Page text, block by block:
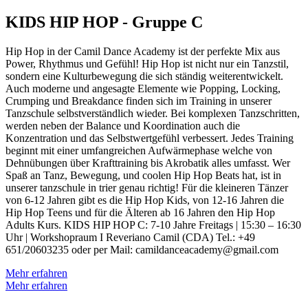
KIDS HIP HOP - Gruppe C
Hip Hop in der Camil Dance Academy ist der perfekte Mix aus
Power, Rhythmus und Gefühl! Hip Hop ist nicht nur ein Tanzstil,
sondern eine Kulturbewegung die sich ständig weiterentwickelt.
Auch moderne und angesagte Elemente wie Popping, Locking,
Crumping und Breakdance finden sich im Training in unserer
Tanzschule selbstverständlich wieder. Bei komplexen Tanzschritten,
werden neben der Balance und Koordination auch die
Konzentration und das Selbstwertgefühl verbessert. Jedes Training
beginnt mit einer umfangreichen Aufwärmephase welche von
Dehnübungen über Krafttraining bis Akrobatik alles umfasst. Wer
Spaß an Tanz, Bewegung, und coolen Hip Hop Beats hat, ist in
unserer tanzschule in trier genau richtig! Für die kleineren Tänzer
von 6-12 Jahren gibt es die Hip Hop Kids, von 12-16 Jahren die
Hip Hop Teens und für die Älteren ab 16 Jahren den Hip Hop
Adults Kurs. KIDS HIP HOP C: 7-10 Jahre Freitags | 15:30 – 16:30
Uhr | Workshopraum I Reveriano Camil (CDA) Tel.: +49
651/20603235 oder per Mail: camildanceacademy@gmail.com
Mehr erfahren
Mehr erfahren